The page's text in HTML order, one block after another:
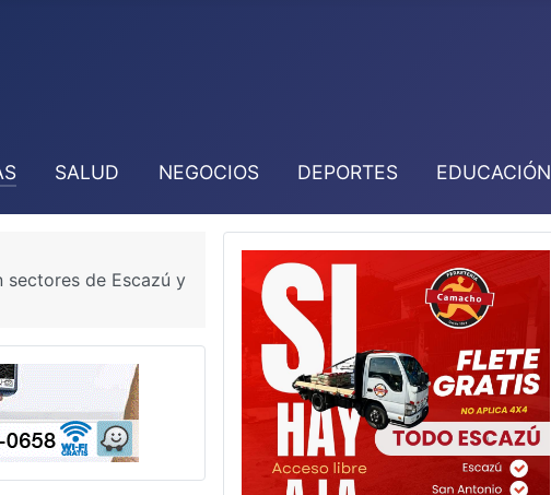
SALUD NEGOCIOS DEPORTES EDUCACIÓN
sectores de Escazú y